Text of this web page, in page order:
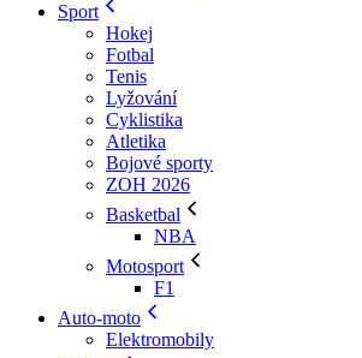
Sport
Hokej
Fotbal
Tenis
Lyžování
Cyklistika
Atletika
Bojové sporty
ZOH 2026
Basketbal
NBA
Motosport
F1
Auto-moto
Elektromobily